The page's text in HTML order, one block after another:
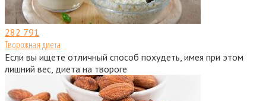
282 791
Творожная диета
Если вы ищете отличный способ похудеть, имея при этом
лишний вес, диета на твороге